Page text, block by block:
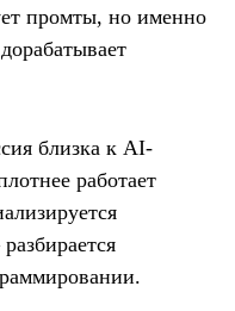
промты, но именно
близка к AI-
работает